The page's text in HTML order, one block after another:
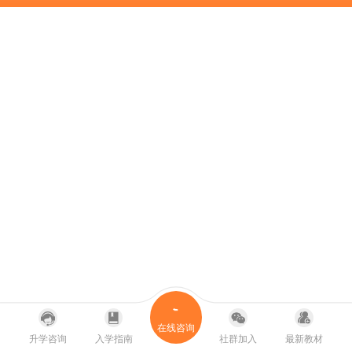
升学咨询 入学指南
在线咨询
社群加入
最新教材